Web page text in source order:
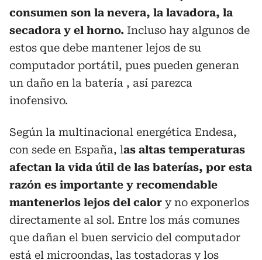
consumen son la nevera, la lavadora, la
secadora y el horno. Incluso hay algunos de
estos que debe mantener lejos de su
computador portátil, pues pueden generan
un daño en la batería , así parezca
inofensivo.
Según la multinacional energética Endesa,
con sede en España, las altas temperaturas
afectan la vida útil de las baterías, por esta
razón es importante y recomendable
mantenerlos lejos del calor y no exponerlos
directamente al sol. Entre los más comunes
que dañan el buen servicio del computador
está el microondas, las tostadoras y los